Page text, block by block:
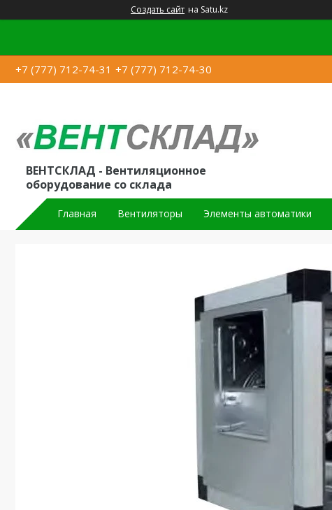
Создать сайт на Satu.kz
+7 (777) 712-74-31 +7 (777) 712-74-30
ВЕНТСКЛАД - Вентиляционное
оборудование со склада
Главная Вентиляторы Элементы автоматики